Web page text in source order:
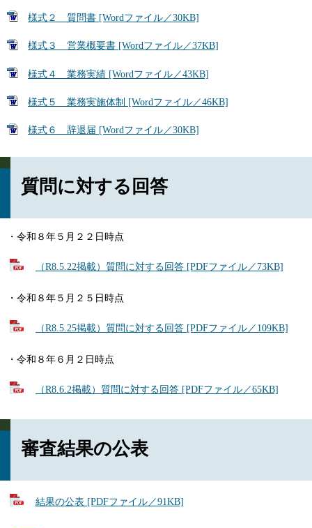
様式２ 質問書 [Wordファイル／30KB]
様式３ 営業概要書 [Wordファイル／37KB]
様式４ 業務実績 [Wordファイル／43KB]
様式５ 業務実施体制 [Wordファイル／46KB]
様式６ 辞退届 [Wordファイル／30KB]
質問に対する回答
・令和８年５月２２日時点
（R8.5.22掲載）質問に対する回答 [PDFファイル／73KB]
・令和８年５月２５日時点
（R8.5.25掲載）質問に対する回答 [PDFファイル／109KB]
・令和８年６月２日時点
（R8.6.2掲載）質問に対する回答 [PDFファイル／65KB]
審査結果の公表
結果の公表 [PDFファイル／91KB]